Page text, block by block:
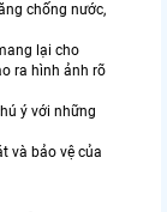
chống nước,
lại cho
ra hình ảnh rõ
ý với những
và bảo vệ của